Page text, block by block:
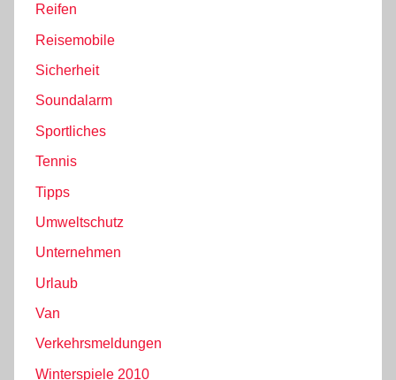
Reifen
Reisemobile
Sicherheit
Soundalarm
Sportliches
Tennis
Tipps
Umweltschutz
Unternehmen
Urlaub
Van
Verkehrsmeldungen
Winterspiele 2010